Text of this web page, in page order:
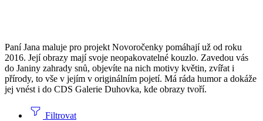
Paní Jana maluje pro projekt Novoročenky pomáhají už od roku
2016. Její obrazy mají svoje neopakovatelné kouzlo. Zavedou vás
do Janiny zahrady snů, objevíte na nich motivy květin, zvířat i
přírody, to vše v jejím v originálním pojetí. Má ráda humor a dokáže
jej vnést i do CDS Galerie Duhovka, kde obrazy tvoří.
Filtrovat